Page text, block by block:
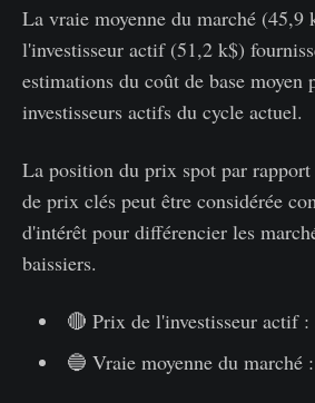
La vraie moyenne du marché
l'investisseur actif (51,2 k$)
estimations du coût de base moyen
investisseurs actifs du cycle actuel.
La position du prix spot par rapport
de prix clés peut être considérée
d'intérêt pour différencier les
baissiers.
🔴 Prix de l'investisseur actif
🔵 Vraie moyenne du marché